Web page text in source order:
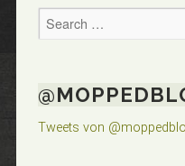
Tweets von